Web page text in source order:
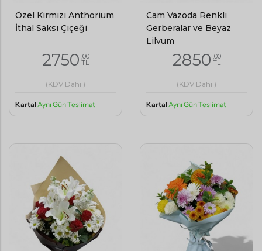
Özel Kırmızı Anthorium
İthal Saksı Çiçeği
2750 ,00
TL
(KDV Dahil)
Kartal Aynı Gün Teslimat
Cam Vazoda Renkli
Gerberalar ve Beyaz
Lilyum
2850 ,00
TL
(KDV Dahil)
Kartal Aynı Gün Teslimat